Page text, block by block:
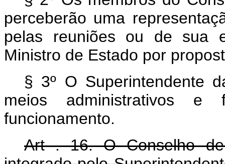
perceberão uma
pelas reuniões ou de sua
Ministro de Estado por
§ 3º O Superintendente
meios administrativos e
funcionamento.
Art . 16. O Conselho de